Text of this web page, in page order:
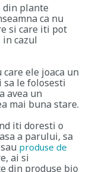
din plante
ca nu
si care iti pot
cazul
ele joaca un
le folosesti
avea un
mai buna stare.
iti doresti o
a parului, sa
sau produse de
ai si
din produse bio